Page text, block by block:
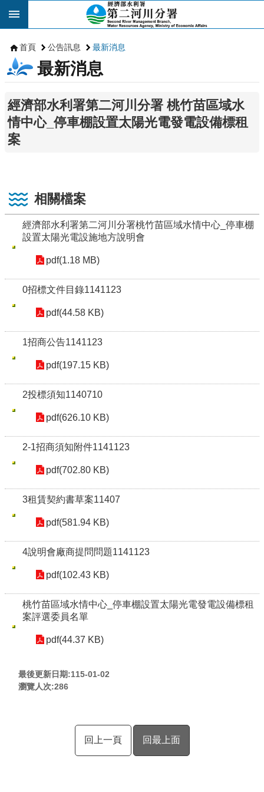
跳到主要內容區塊
首頁 公告訊息 最新消息
最新消息
經濟部水利署第二河川分署 桃竹苗區域水
情中心_停車棚設置太陽光電發電設備標租
案
相關檔案
經濟部水利署第二河川分署桃竹苗區域水情中心_停車棚
設置太陽光電設施地方說明會
pdf(1.18 MB)
0招標文件目錄1141123
pdf(44.58 KB)
1招商公告1141123
pdf(197.15 KB)
2投標須知1140710
pdf(626.10 KB)
2-1招商須知附件1141123
pdf(702.80 KB)
3租賃契約書草案11407
pdf(581.94 KB)
4說明會廠商提問問題1141123
pdf(102.43 KB)
桃竹苗區域水情中心_停車棚設置太陽光電發電設備標租
案評選委員名單
pdf(44.37 KB)
最後更新日期:115-01-02
瀏覽人次:286
回上一頁 回最上面